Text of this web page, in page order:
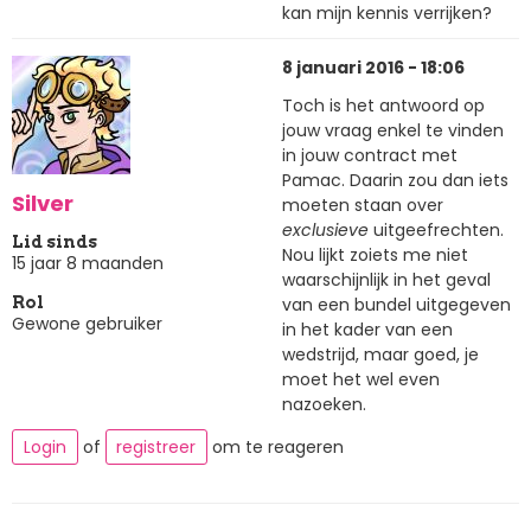
kan mijn kennis verrijken?
Silver
Lid sinds
15 jaar 8 maanden
Rol
Gewone gebruiker
8 januari 2016 - 18:06
Toch is het antwoord op
jouw vraag enkel te vinden
in jouw contract met
Pamac. Daarin zou dan iets
moeten staan over
exclusieve uitgeefrechten.
Nou lijkt zoiets me niet
waarschijnlijk in het geval
van een bundel uitgegeven
in het kader van een
wedstrijd, maar goed, je
moet het wel even
nazoeken.
Login
of registreer om te reageren